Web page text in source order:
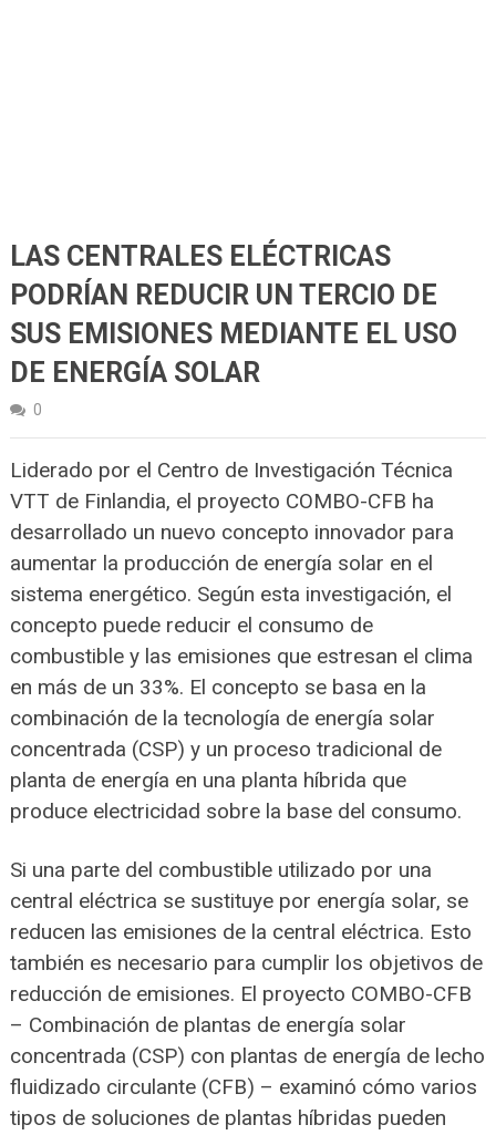
LAS CENTRALES ELÉCTRICAS
PODRÍAN REDUCIR UN TERCIO DE
SUS EMISIONES MEDIANTE EL USO
DE ENERGÍA SOLAR
0
Liderado por el Centro de Investigación Técnica
VTT de Finlandia, el proyecto COMBO-CFB ha
desarrollado un nuevo concepto innovador para
aumentar la producción de energía solar en el
sistema energético. Según esta investigación, el
concepto puede reducir el consumo de
combustible y las emisiones que estresan el clima
en más de un 33%. El concepto se basa en la
combinación de la tecnología de energía solar
concentrada (CSP) y un proceso tradicional de
planta de energía en una planta híbrida que
produce electricidad sobre la base del consumo.
Si una parte del combustible utilizado por una
central eléctrica se sustituye por energía solar, se
reducen las emisiones de la central eléctrica. Esto
también es necesario para cumplir los objetivos de
reducción de emisiones. El proyecto COMBO-CFB
– Combinación de plantas de energía solar
concentrada (CSP) con plantas de energía de lecho
fluidizado circulante (CFB) – examinó cómo varios
tipos de soluciones de plantas híbridas pueden